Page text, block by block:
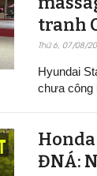
tranh
Thứ 6, 07/08/
Hyundai
chưa công
ĐNÁ: